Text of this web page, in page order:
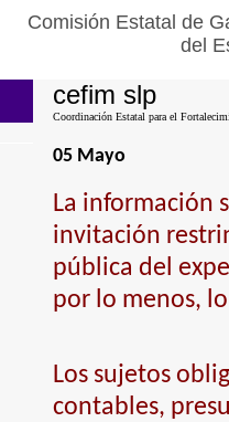
Comisión Estatal de
del
cefim slp
Coordinación Estatal para el
05 Mayo
La información
invitación
pública del
por lo menos,
Los sujetos
contables,